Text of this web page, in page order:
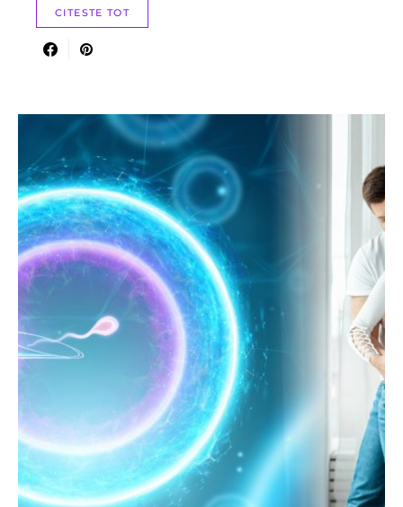
CITESTE TOT